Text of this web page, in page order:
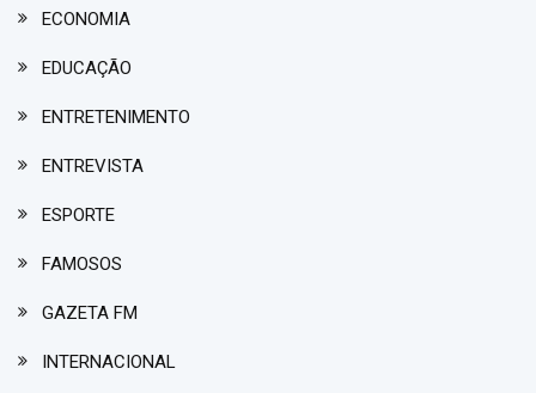
ECONOMIA
EDUCAÇÃO
ENTRETENIMENTO
ENTREVISTA
ESPORTE
FAMOSOS
GAZETA FM
INTERNACIONAL